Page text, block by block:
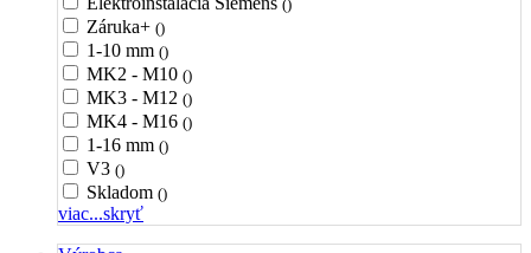
()
Záruka+ ()
1-10 mm ()
MK2 - M10 ()
MK3 - M12 ()
MK4 - M16 ()
1-16 mm ()
V3 ()
Skladom ()
viac...skryť